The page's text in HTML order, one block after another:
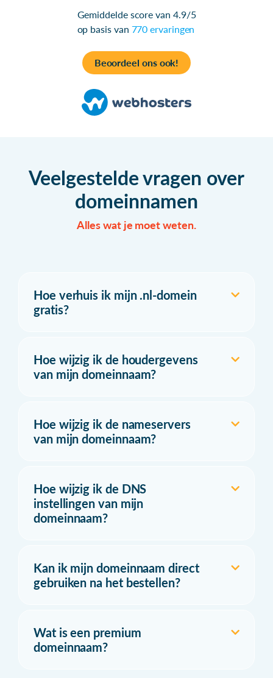
Gemiddelde score van 4.9/5
op basis van 770 ervaringen
Beoordeel ons ook!
Veelgestelde vragen over
domeinnamen
Alles wat je moet weten.
Hoe verhuis ik mijn .nl-domein
gratis?
Hoe wijzig ik de houdergevens
van mijn domeinnaam?
Hoe wijzig ik de nameservers
van mijn domeinnaam?
Hoe wijzig ik de DNS
instellingen van mijn
domeinnaam?
Kan ik mijn domeinnaam direct
gebruiken na het bestellen?
Wat is een premium
domeinnaam?